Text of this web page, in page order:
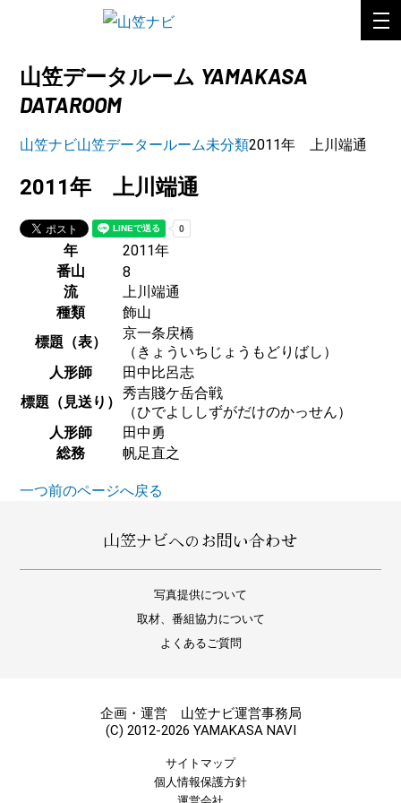
山笠データルーム YAMAKASA
DATAROOM
山笠ナビ山笠データールーム未分類2011年 上川端通
2011年 上川端通
年
2011年
番山
8
流
上川端通
種類
飾山
標題（表）
京一条戻橋
（きょういちじょうもどりばし）
人形師
田中比呂志
標題（見送り）
秀吉賤ケ岳合戦
（ひでよししずがだけのかっせん）
人形師
田中勇
総務
帆足直之
一つ前のページへ戻る
山笠ナビへのお問い合わせ
写真提供について
取材、番組協力について
よくあるご質問
企画・運営 山笠ナビ運営事務局
(C) 2012-2026 YAMAKASA NAVI
サイトマップ
個人情報保護方針